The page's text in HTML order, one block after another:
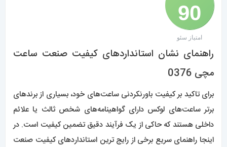
90
/ 100
امتیاز سئو
راهنمای نشان استانداردهای کیفیت صنعت ساعت
مچی 0376
برای تاکید بر کیفیت باورنکردنی ساعت‌های خود، بسیاری از برندهای
برتر ساعت‌های لوکس دارای گواهینامه‌های شخص ثالث یا علائم
داخلی هستند که حاکی از یک فرآیند دقیق تضمین کیفیت است. در
اینجا راهنمای سریع برخی از رایج ترین استانداردهای کیفیت صنعت